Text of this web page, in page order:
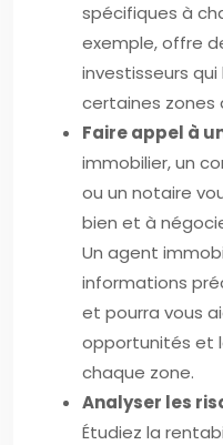
spécifiques à
exemple, offre
investisseurs
certaines zones
Faire appel à
immobilier, un
ou un notaire
bien et à
Un agent
informations
et pourra vous
opportunités et
chaque zone.
Analyser les
Étudiez la